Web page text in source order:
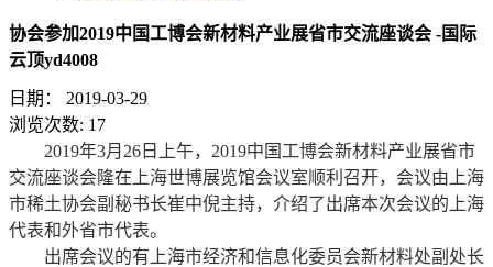
协会参加2019中国工博会新材料产业展省市交流座谈会 -国际
云顶yd4008
日期：
2019-03-29
浏览次数: 17
2019年3月26日上午，2019中国工博会新材料产业展省市
交流座谈会隆在上海世博展览馆会议室顺利召开，会议由上海
市稀土协会副秘书长崔中倪主持，介绍了出席本次会议的上海
代表和外省市代表。
出席会议的有上海市经济和信息化委员会新材料处副处长